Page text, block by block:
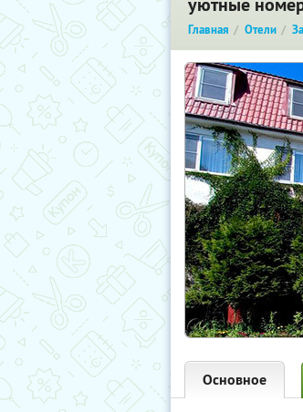
Главная Отели
Основное